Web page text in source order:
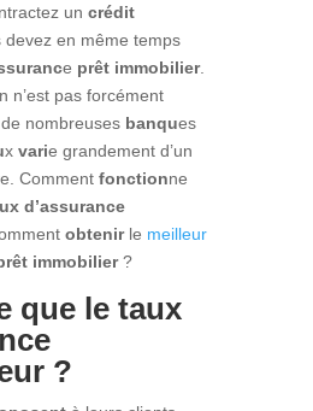
un crédit
devez en même temps
e prêt immobilier.
n’est pas forcément
nombreusesbanques
xvarie grandement d’un
Commentfonctionne
d’assurance
obtenirle meilleur
immobilier?
que le taux
?